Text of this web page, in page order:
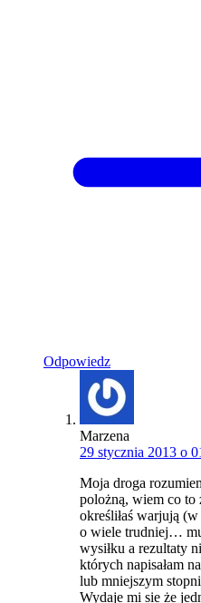
Odpowiedz
Marzena
29 stycznia 2013 o
Moja droga
polożną, wiem co
określiłaś warjują
o wiele trudniej…
wysiłku a rezultaty
których napisałam
lub mniejszym
Wydaje mi sie że